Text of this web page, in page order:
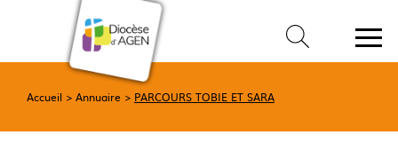
Accueil Annuaire PARCOURS TOBIE ET SARA